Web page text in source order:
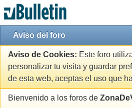
Aviso del foro
Aviso de Cookies: Este foro
personalizar tu visita y guardar
de esta web, aceptas el uso que
Bienvenido a los foros de